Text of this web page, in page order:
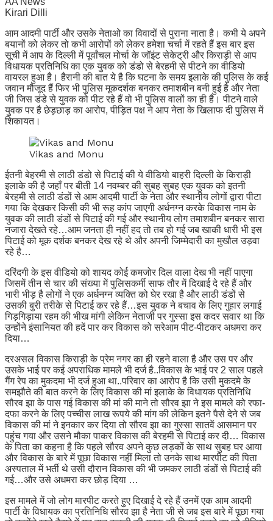
Kirari Dilli
आम आदमी पार्टी और उसके नेताओ का विवादों से पुराना नाता है। कभी ये अपने
बयानों को लेकर तो कभी आरोपों को लेकर हमेशा चर्चा में रहते हैं इस बार इस
सूची में आप के दिल्ली में पूर्वांचल मोर्चा के जॉइंट सेकेट्री और किराड़ी से आप
विधायक प्रतिनिधि का एक युवक को डंडो से बेरहमी से पीटने का वीडियो
वायरल हुआ है। हैरानी की बात ये है कि घटना के समय इलाके की पुलिस के कई
जवान मौजूद हैं फिर भी पुलिस मूकदर्शक बनकर तमाशबीन बनी हुई है और नेता
जी जिस डंडे से युवक को पीट रहे हैं वो भी पुलिस वालों का ही है। पीटने वाले
युवक पर है छेड़छाड़ का आरोप, पीड़ित पक्ष ने आप नेता के खिलाफ दी पुलिस में
शिकायत।
Vikas and Monu
ईतनी बेहरमी से लाठी डंडो से पिटाई की ये वीडियो बाहरी दिल्ली के किराड़ी
इलाके की है जहाँ पर बीती 14 नवम्बर की सुबह सुबह एक युवक को इतनी
बेरहमी से लाठी डंडों से आम आदमी पार्टी के नेता और स्थानीय लोगों द्वारा पीटा
गया कि देखकर किसी की भी रूह कांप जाएगी अर्धनग्न करके विकास नाम के
युवक की लाठी डंडों से पिटाई की गई और स्थानीय लोग तमाशबीन बनकर सारा
नजारा देखते रहे…आम जनता ही नहीं हद तो तब हो गई जब खाकी धारी भी इस
पिटाई को मूक दर्शक बनकर देख रहे थे और अपनी जिम्मेदारी का मुखौल उड़वा
रहे है…
दरिंदगी के इस वीडियो को शायद कोई कमजोर दिल वाला देख भी नहीं पाएगा
जिसमें तीन से चार की संख्या में पुलिसकर्मी साफ तौर में दिखाई दे रहे हैं और
भारी भीड़ है लोगों ने एक अर्धनग्न व्यक्ति को घेर रखा है और लाठी डंडों से
उसकी बुरी तरीके से पिटाई कर रहे हैं…इस युवक ने बचाव के लिए गुहार लगाई
गिड़गिड़ाया रहम की भीख मांगी लेकिन नेताजी पर गुस्सा इस कदर सवार था कि
उन्होंने इंसानियत की हदें पार कर विकास को सरेआम पीट-पीटकर अधमरा कर
दिया…
दरअसल विकास किराड़ी के प्रेम नगर का ही रहने वाला है और उस पर और
उसके भाई पर कई अपराधिक मामले भी दर्ज है..विकास के भाई पर 2 साल पहले
गैंग रेप का मुकदमा भी दर्ज हुआ था..परिवार का आरोप है कि उसी मुकदमे के
समझौते की बात करने के लिए विकास की मां इलाके के विधायक प्रतिनिधि
सौरव झा के पास गई विकास की मां की माने तो सौरव झा ने इस मामले को रफा-
दफा करने के लिए पच्चीस लाख रूपये की मांग की लेकिन इतने पैसे देने से जब
विकास की मां ने इनकार कर दिया तो सौरव झा का गुस्सा सातवें आसमान पर
पहुंच गया और उसने मौका पाकर विकास की बेरहमी से पिटाई कर दी… विकास
के पिता का कहना है कि पहले सौरव अपने कुछ लड़कों के साथ सुबह घर आया
और विकास के बारे में पूछा विकास नहीं मिला तो उनके साथ मारपीट की पिता
अस्पताल में भर्ती थे उसी दौरान विकास की भी जमकर लाठी डंडों से पिटाई की
गई…और उसे अधमरा कर छोड़ दिया …
इस मामले में जो लोग मारपीट करते हुए दिखाई दे रहे हैं उनमें एक आम आदमी
पार्टी के विधायक का प्रतिनिधि सौरव झा है नेता जी से जब इस बारे में पूछा गया